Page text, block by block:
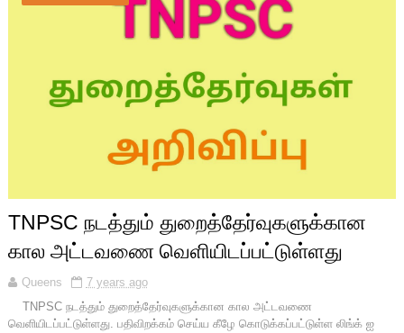
TNPSC நடத்தும் துறைத்தேர்வுகளுக்கான
கால அட்டவணை வெளியிடப்பட்டுள்ளது
Queens
7 years ago
TNPSC நடத்தும் துறைத்தேர்வுகளுக்கான கால அட்டவணை
வெளியிடப்பட்டுள்ளது. பதிவிறக்கம் செய்ய கீழே கொடுக்கப்பட்டுள்ள லிங்க் ஐ